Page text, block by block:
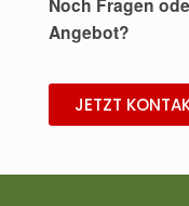
Angebot?
JETZT